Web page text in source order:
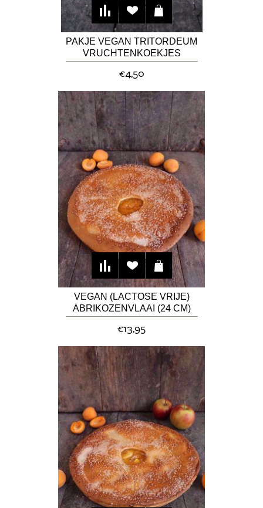
PAKJE VEGAN TRITORDEUM
VRUCHTENKOEKJES
€4,50
VEGAN (LACTOSE VRIJE)
ABRIKOZENVLAAI (24 CM)
€13,95